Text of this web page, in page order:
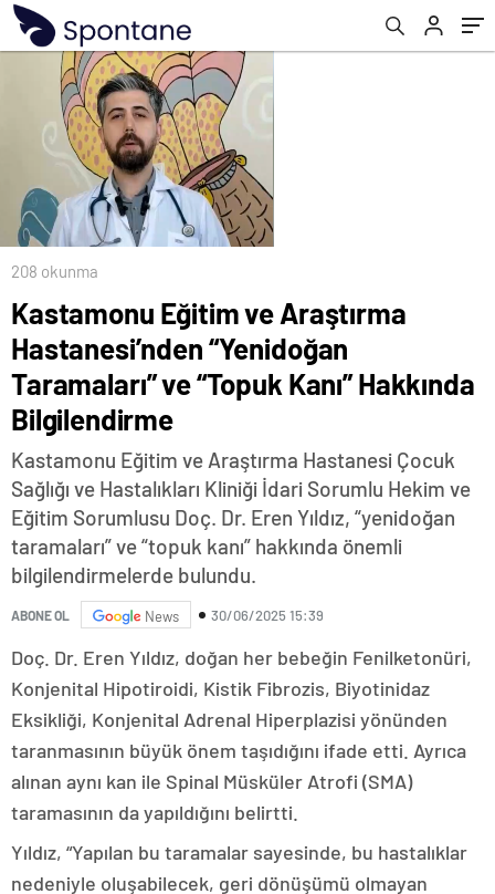
208 okunma
Kastamonu Eğitim ve Araştırma
Hastanesi’nden “Yenidoğan
Taramaları” ve “Topuk Kanı” Hakkında
Bilgilendirme
Kastamonu Eğitim ve Araştırma Hastanesi Çocuk
Sağlığı ve Hastalıkları Kliniği İdari Sorumlu Hekim ve
Eğitim Sorumlusu Doç. Dr. Eren Yıldız, “yenidoğan
taramaları” ve “topuk kanı” hakkında önemli
bilgilendirmelerde bulundu.
ABONE OL News 30/06/2025 15:39
Doç. Dr. Eren Yıldız, doğan her bebeğin Fenilketonüri,
Konjenital Hipotiroidi, Kistik Fibrozis, Biyotinidaz
Eksikliği, Konjenital Adrenal Hiperplazisi yönünden
taranmasının büyük önem taşıdığını ifade etti. Ayrıca
alınan aynı kan ile Spinal Müsküler Atrofi (SMA)
taramasının da yapıldığını belirtti.
Yıldız, “Yapılan bu taramalar sayesinde, bu hastalıklar
nedeniyle oluşabilecek, geri dönüşümü olmayan